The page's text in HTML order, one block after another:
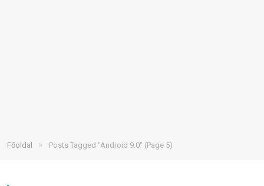
Főoldal » Posts Tagged "Android 9.0" (Page 5)